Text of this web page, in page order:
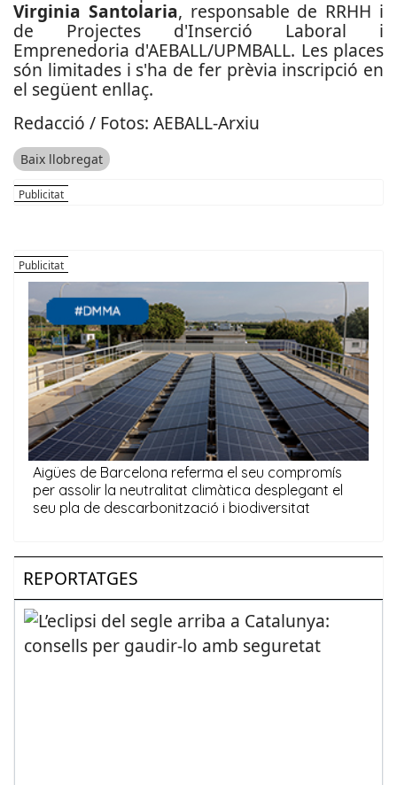
Virginia Santolaria, responsable de RRHH i
de Projectes d'Inserció Laboral i
Emprenedoria d'AEBALL/UPMBALL. Les places
són limitades i s'ha de fer prèvia inscripció en
el següent enllaç.
Redacció / Fotos: AEBALL-Arxiu
Baix llobregat
REPORTATGES